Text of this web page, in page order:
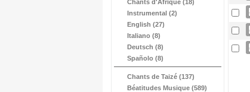
Chants d'Afrique (18)
Instrumental (2)
English (27)
Italiano (8)
Deutsch (8)
Spañolo (8)
Chants de Taizé (137)
Béatitudes Musique (589)